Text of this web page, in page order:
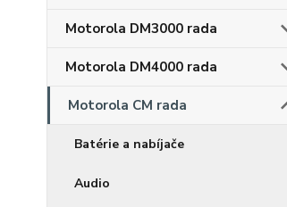
Motorola DM3000 rada
Motorola DM4000 rada
Motorola CM rada
Batérie a nabíjače
Audio